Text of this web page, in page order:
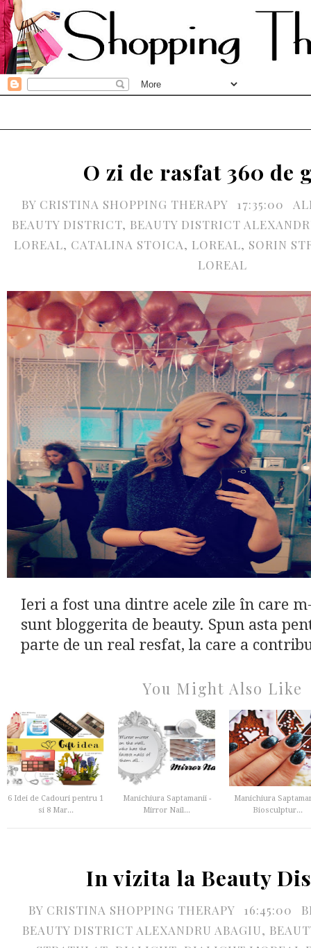
O zi de rasfat 360 de
BY CRISTINA SHOPPING THERAPY 17:35:00
BEAUTY DISTRICT, BEAUTY DISTRICT
LOREAL, CATALINA STOICA, LOREAL, SORIN
LOREAL
Ieri a fost una dintre acele zile în care
sunt bloggerita de beauty. Spun asta
parte de un real resfat, la care a
You Might Also Like
6 Idei de Cadouri pentru 1
si 8 Mar...
Manichiura Saptamanii -
Mirror Nail...
Manichiura
Biosculptur...
In vizita la Beauty
BY CRISTINA SHOPPING THERAPY 16:45:00
BEAUTY DISTRICT ALEXANDRU ABAGIU,